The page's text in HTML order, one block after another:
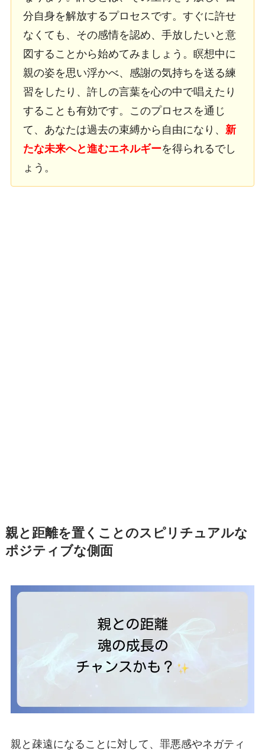
分自身を解放するプロセスです。すぐに許せ
なくても、その感情を認め、手放したいと意
図することから始めてみましょう。瞑想中に
親の姿を思い浮かべ、感謝の気持ちを送る練
習をしたり、許しの言葉を心の中で唱えたり
することも有効です。このプロセスを通じ
て、あなたは過去の束縛から自由になり、 新
たな未来へと進むエネルギーを得られるでし
ょう。
親と距離を置くことのスピリチュアルな
ポジティブな側面
親と疎遠になることに対して、罪悪感やネガティ